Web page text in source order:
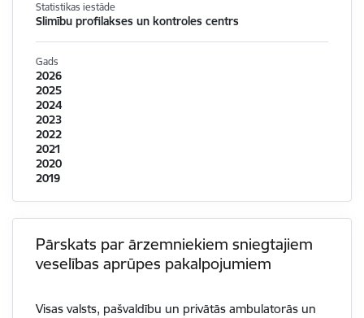
Statistikas iestāde
Slimību profilakses un kontroles centrs
Gads
2026
2025
2024
2023
2022
2021
2020
2019
Pārskats par ārzemniekiem sniegtajiem
veselības aprūpes pakalpojumiem
Visas valsts, pašvaldību un privātās ambulatorās un